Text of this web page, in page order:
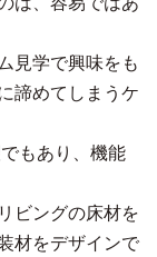
見学で興味をも
諦めてしまうケ
もあり、機能
ビングの床材を
材をデザインで